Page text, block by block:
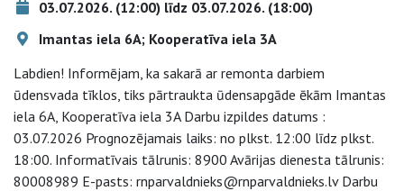
03.07.2026. (12:00) līdz 03.07.2026. (18:00)
Imantas iela 6A; Kooperatīva iela 3A
Labdien! Informējam, ka sakarā ar remonta darbiem
ūdensvada tīklos, tiks pārtraukta ūdensapgāde ēkām Imantas
iela 6A, Kooperatīva iela 3A Darbu izpildes datums :
03.07.2026 Prognozējamais laiks: no plkst. 12:00 līdz plkst.
18:00. Informatīvais tālrunis: 8900 Avārijas dienesta tālrunis:
80008989 E-pasts: rnparvaldnieks@rnparvaldnieks.lv Darbu